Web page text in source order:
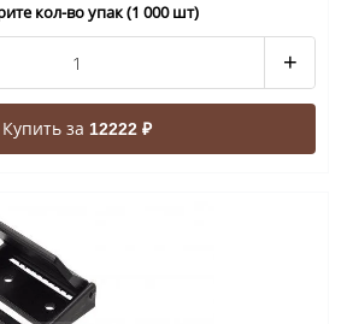
кол-во упак (1 000 шт)
+
Купить за 12222 ₽